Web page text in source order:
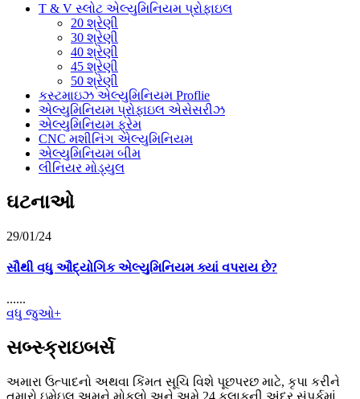
T & V સ્લોટ એલ્યુમિનિયમ પ્રોફાઇલ
20 શ્રેણી
30 શ્રેણી
40 શ્રેણી
45 શ્રેણી
50 શ્રેણી
કસ્ટમાઇઝ એલ્યુમિનિયમ Proflie
એલ્યુમિનિયમ પ્રોફાઇલ એસેસરીઝ
એલ્યુમિનિયમ ફ્રેમ
CNC મશીનિંગ એલ્યુમિનિયમ
એલ્યુમિનિયમ બીમ
લીનિયર મોડ્યુલ
ઘટનાઓ
29/01/24
સૌથી વધુ ઔદ્યોગિક એલ્યુમિનિયમ ક્યાં વપરાય છે?
......
વધુ જુઓ+
સબ્સ્ક્રાઇબર્સ
અમારા ઉત્પાદનો અથવા કિંમત સૂચિ વિશે પૂછપરછ માટે, કૃપા કરીને
તમારો ઇમેઇલ અમને મોકલો અને અમે 24 કલાકની અંદર સંપર્કમાં